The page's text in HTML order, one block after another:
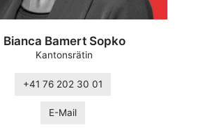
Bianca Bamert Sopko
Kantonsrätin
+41 76 202 30 01
E-Mail